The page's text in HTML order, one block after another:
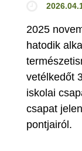
2025
hatodik
vetélkedőt
iskolai
csapat
pontjairól.